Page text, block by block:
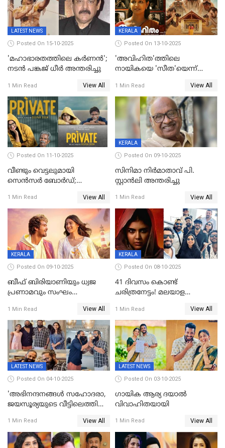
LATEST NEWS
Posted On 15-10-2025
'മഹാഭാരതത്തിലെ കർണന്‍';
നടൻ പങ്കജ് ധീർ അന്തരിച്ചു
1 Min Read View All
KERALA
Posted On 13-10-2025
'അവിഹിത'ത്തിലെ
നായികയെ 'സീത'യെന്ന്
ബോർഡ്
1 Min Read View All
Posted On 11-10-2025
വീണ്ടും വെട്ടലുമായി
സെന്‍സര്‍ ബോര്‍ഡ്;
തിരുത്തല്‍
1 Min Read View All
KERALA
Posted On 09-10-2025
സിനിമാ നിർമാതാവ് പി.
സ്റ്റാൻലി അന്തരിച്ചു
1 Min Read View All
KERALA
Posted On 09-10-2025
ബീഫ് ബിരിയാണിയും ധ്വജ
പ്രണാമവും സംഘം
നിഗത്തിന്റെ ഹാൽ
സിനിമയ്ക്ക്
സെൻസർബോർഡിന്റെ
കടുംവെട്ട്
1 Min Read View All
KERALA
Posted On 08-10-2025
41 ദിവസം കൊണ്ട്
ചരിത്രനേട്ടം! മലയാള
അധ്യായം, വിസ്മയമായി
ലോക 300 കോടി ക്ലബ്ബിൽ
1 Min Read View All
LATEST NEWS
Posted On 04-10-2025
'അഭിനന്ദനങ്ങൾ സഹോദരാ,
ജയസൂര്യയുടെ വീട്ടിലെത്തി
ആഘോഷം'
1 Min Read View All
LATEST NEWS
Posted On 03-10-2025
ഗായിക ആര്യ ദയാൽ
വിവാഹിതയായി
1 Min Read View All